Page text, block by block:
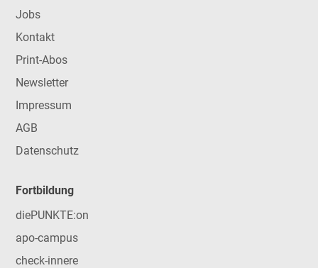
Jobs
Kontakt
Print-Abos
Newsletter
Impressum
AGB
Datenschutz
Fortbildung
diePUNKTE:on
apo-campus
check-innere